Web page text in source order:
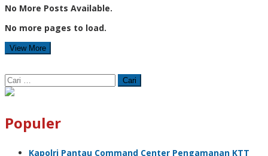
No More Posts Available.
No more pages to load.
View More
Cari
untuk:
Populer
Kapolri Pantau Command Center Pengamanan KTT